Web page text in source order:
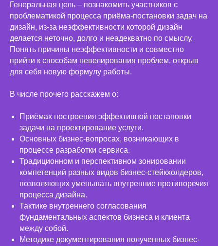
Генеральная цель – познакомить участников с
проблематикой процесса приёма-постановки задач на
дизайн, из-за неэффективности которой дизайн
делается неточно, долго и неадекватно по смыслу.
Понять причины неэффективности и совместно
прийти к способам невелирования проблем, открыв
для себя новую формулу работы.
В числе прочего расскажем о:
Приёмах построения эффективной постановки
задачи на проектирование услуги.
Основных бизнес-вопросах, возникающих в
процессе разработки сервиса.
Традиционном и перспективном зонировании
компетенций разных видов бизнес-стейкхолдеров,
позволяющих уменьшать внутренние противоречия
процесса дизайна.
Тактике внутреннего согласования
фундаментальных аспектов бизнеса и клиента
между собой.
Методике документирования полученных бизнес-